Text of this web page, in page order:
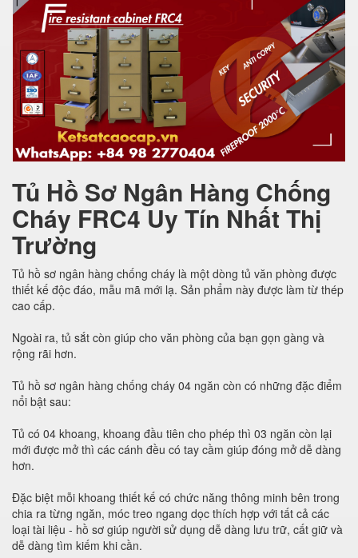
Tủ Hồ Sơ Ngân Hàng Chống
Cháy FRC4 Uy Tín Nhất Thị
Trường
Tủ hồ sơ ngân hàng chống cháy là một dòng tủ văn phòng được
thiết kế độc đáo, mẫu mã mới lạ. Sản phẩm này được làm từ thép
cao cấp.
Ngoài ra, tủ sắt còn giúp cho văn phòng của bạn gọn gàng và
rộng rãi hơn.
Tủ hồ sơ ngân hàng chống cháy 04 ngăn còn có những đặc điểm
nổi bật sau:
Tủ có 04 khoang, khoang đầu tiên cho phép thì 03 ngăn còn lại
mới được mở thì các cánh đều có tay cầm giúp đóng mở dễ dàng
hơn.
Đặc biệt mỗi khoang thiết kế có chức năng thông minh bên trong
chia ra từng ngăn, móc treo ngang dọc thích hợp với tất cả các
loại tài liệu - hồ sơ giúp người sử dụng dễ dàng lưu trữ, cất giữ và
dễ dàng tìm kiếm khi cần.